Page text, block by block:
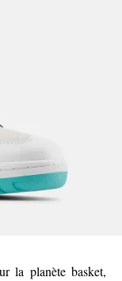
la planète basket,